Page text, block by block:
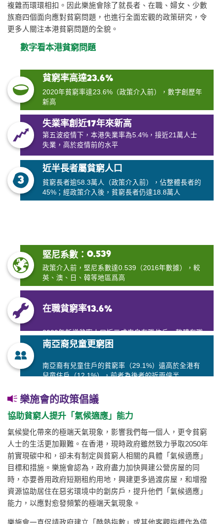
複雜而環環相扣。因此樂施會除了就長者、在職、婦女、少數
族裔四個面向應對貧窮問題，也進行全面宏觀的政策研究，令
更多人關注本港貧窮問題的全貌。
數字看本港貧窮問題
貧窮率高達23.6%
2020年貧窮率達23.6%（政策介入前），數字創歷年
新高
失業率創近17年來新高
第五波疫情下，本港失業率為5.4%，接近21萬人士
失業，高於疫情前的水平
近半長者屬貧窮人口
貧窮長者逾58.3萬人（政策介入前），佔整體長者的
45%；經政策介入後，貧窮長者仍達18.8萬人
堅尼系數：0.539
政策介入前，堅尼系數達0.539（2016年數據），較
英、澳、日、韓等地區爲高
在職貧窮率13.6%
2020年新增貧窮人口近三成來自在職住戶，整體在職
貧窮人口高達80.5萬名（政策介入前）
南亞裔兒童更窮困
南亞裔有兒童住戶的貧窮率（29.1%）遠高於全港有
兒童住戶（12.1%），前者為後者的近兩倍半
樂施會的政策倡議
協助貧窮人提升「氣候適應」能力
氣候變化帶來的極端天氣現象，影響我們每一個人，更令貧窮
人士的生活更加艱難。在香港，現時政府雖然致力爭取2050年
前實現碳中和，卻未有制定與貧窮人相關的具體「氣候適應」
目標和措施。樂施會認為，政府盡力加快興建公營房屋的同
時，亦要善用政府短期租約用地，興建更多過渡房屋，和增撥
資源協助居住在惡劣環境中的劏房戶，提升他們「氣候適應」
能力，以應對愈發頻繁的極端天氣現象。